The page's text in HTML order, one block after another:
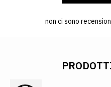
non ci sono